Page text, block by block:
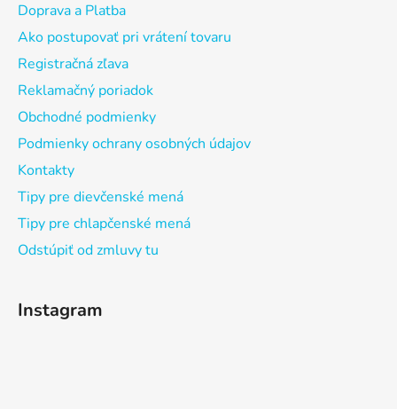
Doprava a Platba
Ako postupovať pri vrátení tovaru
Registračná zľava
Reklamačný poriadok
Obchodné podmienky
Podmienky ochrany osobných údajov
Kontakty
Tipy pre dievčenské mená
Tipy pre chlapčenské mená
Odstúpiť od zmluvy tu
Instagram